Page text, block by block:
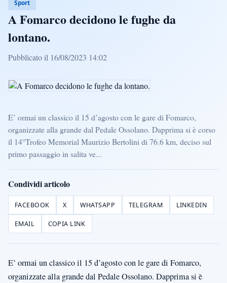
Sport
A Fomarco decidono le fughe da
lontano.
Pubblicato il 16/08/2023 14:02
E’ ormai un classico il 15 d’agosto con le gare di Fomarco,
organizzate alla grande dal Pedale Ossolano. Dapprima si è corso
il 14°Trofeo Memorial Maurizio Bertolini di 76.6 km, deciso sul
primo passaggio in salita ve...
Condividi articolo
FACEBOOK X WHATSAPP TELEGRAM LINKEDIN
EMAIL COPIA LINK
E’ ormai un classico il 15 d’agosto con le gare di Fomarco,
organizzate alla grande dal Pedale Ossolano. Dapprima si è